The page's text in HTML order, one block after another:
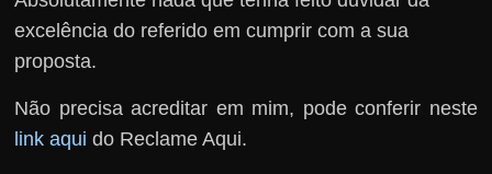
excelência do referido em cumprir com a sua
proposta.
Não precisa acreditar em mim, pode conferir neste
link aqui do Reclame Aqui.